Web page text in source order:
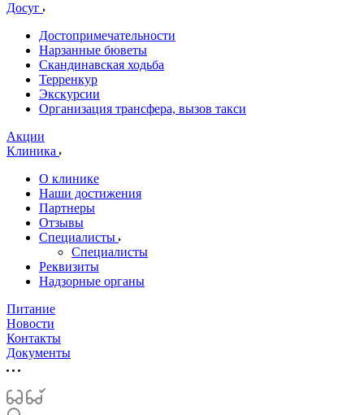
Досуг
Достопримечательности
Нарзанные бюветы
Скандинавская ходьба
Терренкур
Экскурсии
Организация трансфера, вызов такси
Акции
Клиника
О клинике
Наши достижения
Партнеры
Отзывы
Специалисты
Специалисты
Реквизиты
Надзорные органы
Питание
Новости
Контакты
Документы